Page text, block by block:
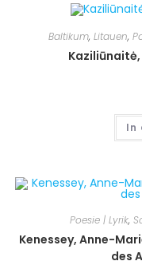
Baltikum, Litauen,
In
Poesie | Lyrik,
Kenessey, Anne-
des